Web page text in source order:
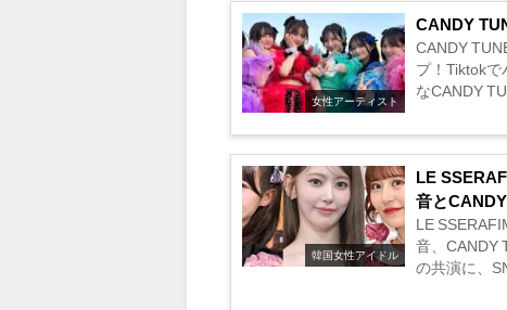
女性アーティスト
CANDY
CANDY
プ！Tiktokで
なCANDY
韓国女性アイドル
LE
音と
は？
LE
音、CANDY
の共演に、